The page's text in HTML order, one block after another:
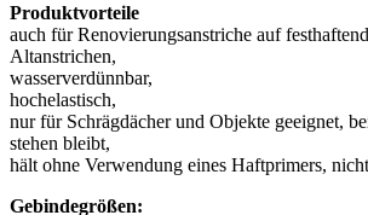
Produktvorteile
auch für Renovierungsanstriche auf
Altanstrichen,
wasserverdünnbar,
hochelastisch,
nur für Schrägdächer und Objekte geeignet,
stehen bleibt,
hält ohne Verwendung eines Haftprimers,
Gebindegrößen: